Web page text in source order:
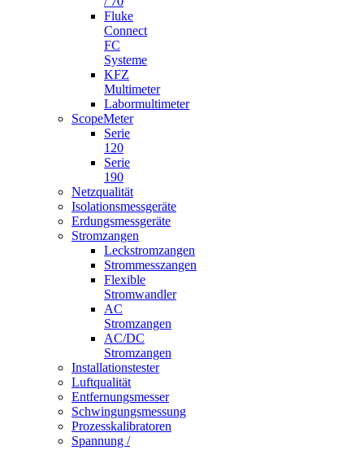
Fluke
Connect
FC
Systeme
KFZ
Multimeter
Labormultimeter
ScopeMeter
Serie
120
Serie
190
Netzqualität
Isolationsmessgeräte
Erdungsmessgeräte
Stromzangen
Leckstromzangen
Strommesszangen
Flexible
Stromwandler
AC
Stromzangen
AC/DC
Stromzangen
Installationstester
Luftqualität
Entfernungsmesser
Schwingungsmessung
Prozesskalibratoren
Spannung /